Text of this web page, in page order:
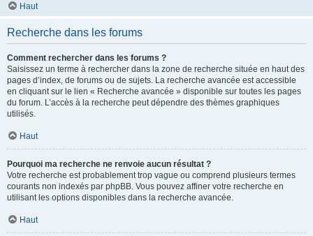
Haut
Recherche dans les forums
Comment rechercher dans les forums ?
Saisissez un terme à rechercher dans la zone de recherche située en haut des
pages d’index, de forums ou de sujets. La recherche avancée est accessible
en cliquant sur le lien « Recherche avancée » disponible sur toutes les pages
du forum. L’accès à la recherche peut dépendre des thèmes graphiques
utilisés.
Haut
Pourquoi ma recherche ne renvoie aucun résultat ?
Votre recherche est probablement trop vague ou comprend plusieurs termes
courants non indexés par phpBB. Vous pouvez affiner votre recherche en
utilisant les options disponibles dans la recherche avancée.
Haut